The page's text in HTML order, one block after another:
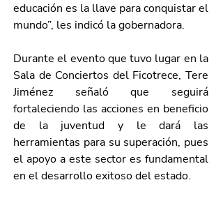
educación es la llave para conquistar el
mundo”, les indicó la gobernadora.
Durante el evento que tuvo lugar en la
Sala de Conciertos del Ficotrece, Tere
Jiménez señaló que seguirá
fortaleciendo las acciones en beneficio
de la juventud y le dará las
herramientas para su superación, pues
el apoyo a este sector es fundamental
en el desarrollo exitoso del estado.